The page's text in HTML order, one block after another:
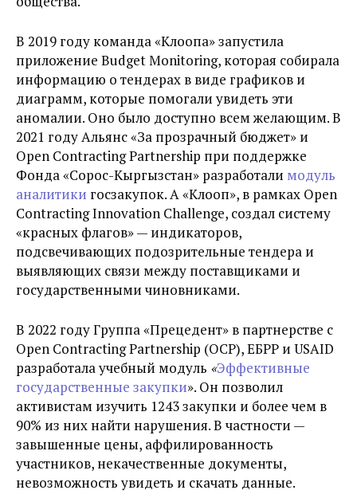
В 2019 году команда «Клоопа» запустила
приложение Budget Monitoring, которая собирала
информацию о тендерах в виде графиков и
диаграмм, которые помогали увидеть эти
аномалии. Оно было доступно всем желающим. В
2021 году Альянс «За прозрачный бюджет» и
Open Contracting Partnership при поддержке
Фонда «Сорос-Кыргызстан» разработали модуль
аналитики госзакупок. А «Клооп», в рамках Open
Contracting Innovation Challenge, создал систему
«красных флагов» — индикаторов,
подсвечивающих подозрительные тендера и
выявляющих связи между поставщиками и
государственными чиновниками.
В 2022 году Группа «Прецедент» в партнерстве с
Open Contracting Partnership (ОСР), ЕБРР и USAID
разработала учебный модуль «Эффективные
государственные закупки». Он позволил
активистам изучить 1243 закупки и более чем в
90% из них найти нарушения. В частности —
завышенные цены, аффилированность
участников, некачественные документы,
невозможность увидеть и скачать данные.